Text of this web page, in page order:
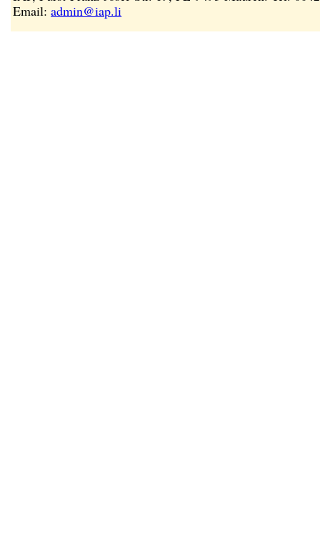
Email:admin@iap.li